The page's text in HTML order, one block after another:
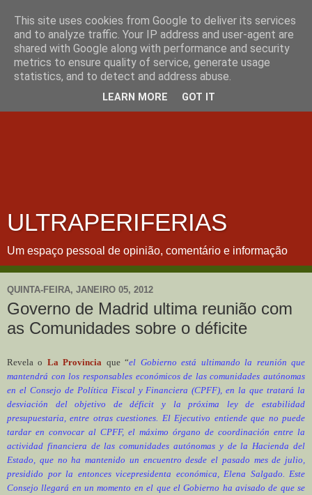
ULTRAPERIFERIAS
Um espaço pessoal de opinião, comentário e informação
QUINTA-FEIRA, JANEIRO 05, 2012
Governo de Madrid ultima reunião com
as Comunidades sobre o déficite
Revela o La Provincia que “el Gobierno está ultimando la reunión que
mantendrá con los responsables económicos de las comunidades autónomas
en el Consejo de Política Fiscal y Financiera (CPFF), en la que tratará la
desviación del objetivo de déficit y la próxima ley de estabilidad
presupuestaria, entre otras cuestiones. El Ejecutivo entiende que no puede
tardar en convocar al CPFF, el máximo órgano de coordinación entre la
actividad financiera de las comunidades autónomas y de la Hacienda del
Estado, que no ha mantenido un encuentro desde el pasado mes de julio,
presidido por la entonces vicepresidenta económica, Elena Salgado. Este
Consejo llegará en un momento en el que el Gobierno ha avisado de que se
This site uses cookies from Google to deliver its services
and to analyze traffic. Your IP address and user-agent are
shared with Google along with performance and security
metrics to ensure quality of service, generate usage
statistics, and to detect and address abuse.
LEARN MORE GOT IT